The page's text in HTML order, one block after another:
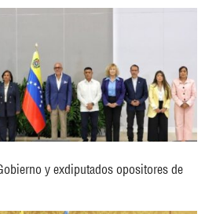
y exdiputados opositores de